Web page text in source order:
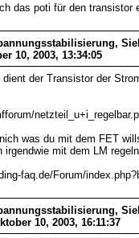
das poti für den
10, 2003, 13:34:05
der Transistor der
was du mit dem FET
irgendwie mit dem LM
faq.de/Forum/
10, 2003, 16:11:37